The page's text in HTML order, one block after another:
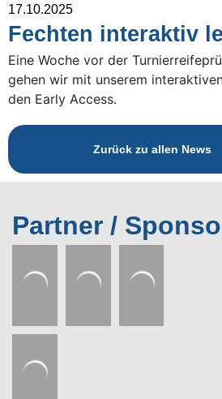
17.10.2025
Fechten interaktiv
Eine Woche vor der
gehen wir mit unserem
den Early Access.
Zurück zu allen News
Partner /